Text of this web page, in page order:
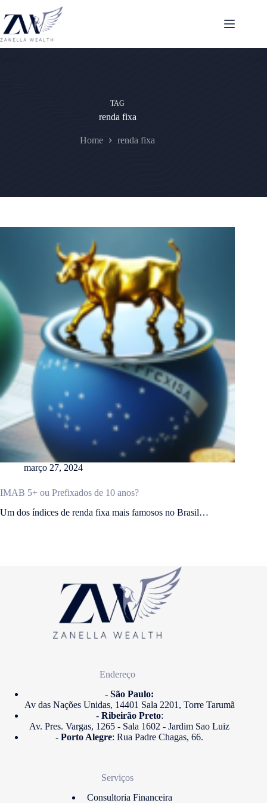
para
conteúdo
TAG
renda fixa
Home renda fixa
março 27, 2024
IMAB 5+ ou Prefixados de 10 anos?
Um dos índices de renda fixa mais famosos no Brasil…
Endereço
- São Paulo:
Av das Nações Unidas, 14401 Sala 2201, Torre Tarumã
-Ribeirão Preto:
Av. Pres. Vargas, 1265 - Sala 1602 - Jardim Sao Luiz
-Porto Alegre: Rua Padre Chagas, 66.
Serviços
Consultoria Financeira